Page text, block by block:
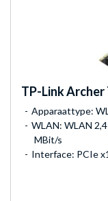
TP-LinkArcher
Apparaattype:
WLAN: WLAN
MBit/s
Interface: PCIe x1